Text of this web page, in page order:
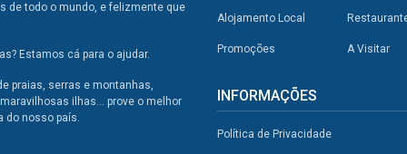
de todo o mundo, e felizmente que
Estamos cá para o ajudar.
praias, serras e montanhas,
ilhas... prove o melhor
do nosso país.
Alojamento Local
Promoções A Visitar
INFORMAÇÕES
Política de Privacidade